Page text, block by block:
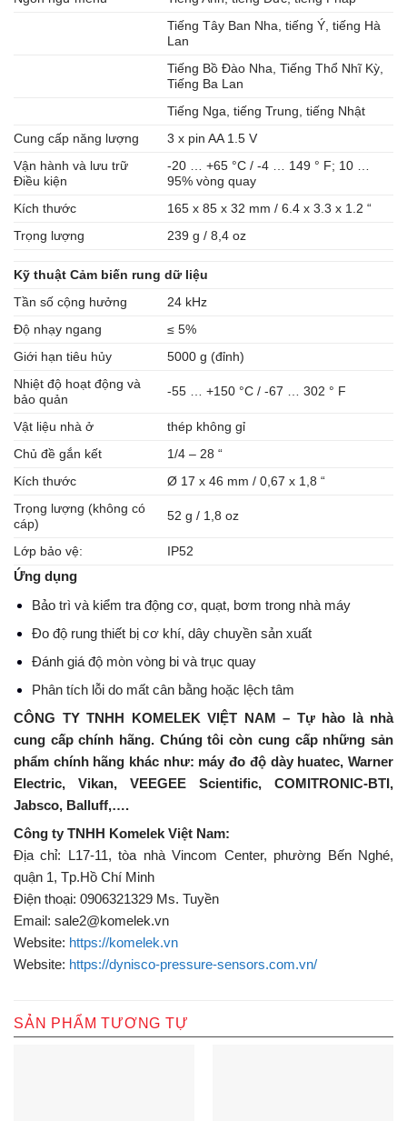
Tiếng Tây Ban Nha, tiếng Ý, tiếng Hà
Lan
Tiếng Bồ Đào Nha, Tiếng Thổ Nhĩ Kỳ,
Tiếng Ba Lan
Tiếng Nga, tiếng Trung, tiếng Nhật
Cung cấp năng lượng
3 x pin AA 1.5 V
Vận hành và lưu trữ
Điều kiện
-20 … +65 °C / -4 … 149 ° F; 10 …
95% vòng quay
Kích thước
165 x 85 x 32 mm / 6.4 x 3.3 x 1.2 “
Trọng lượng
239 g / 8,4 oz
Kỹ thuật Cảm biến rung dữ liệu
Tần số cộng hưởng
24 kHz
Độ nhạy ngang
≤ 5%
Giới hạn tiêu hủy
5000 g (đỉnh)
Nhiệt độ hoạt động và
bảo quản
-55 … +150 °C / -67 … 302 ° F
Vật liệu nhà ở
thép không gỉ
Chủ đề gắn kết
1/4 – 28 “
Kích thước
Ø 17 x 46 mm / 0,67 x 1,8 “
Trọng lượng (không có
cáp)
52 g / 1,8 oz
Lớp bảo vệ: IP52
Ứng dụng
Bảo trì và kiểm tra động cơ, quạt, bơm trong nhà máy
Đo độ rung thiết bị cơ khí, dây chuyền sản xuất
Đánh giá độ mòn vòng bi và trục quay
Phân tích lỗi do mất cân bằng hoặc lệch tâm
CÔNG TY TNHH KOMELEK VIỆT NAM – Tự hào là nhà
cung cấp chính hãng. Chúng tôi còn cung cấp những sản
phẩm chính hãng khác như: máy đo độ dày huatec, Warner
Electric, Vikan, VEEGEE Scientific, COMITRONIC-BTI,
Jabsco, Balluff,….
Công ty TNHH Komelek Việt Nam:
Địa chỉ: L17-11, tòa nhà Vincom Center, phường Bến Nghé,
quận 1, Tp.Hồ Chí Minh
Điện thoại: 0906321329 Ms. Tuyền
Email: sale2@komelek.vn
Website: https://komelek.vn
Website: https://dynisco-pressure-sensors.com.vn/
SẢN PHẨM TƯƠNG TỰ